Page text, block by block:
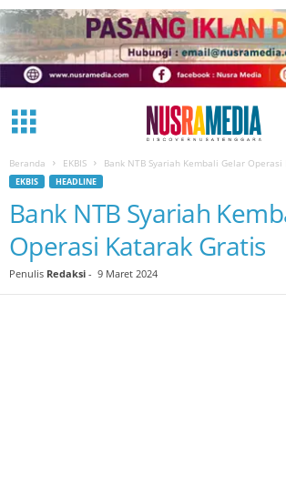
Beranda EKBIS Bank NTB Syariah Kembali Gelar
EKBIS HEADLINE
Bank NTB Syariah
Operasi Katarak Gratis
Penulis Redaksi - 9 Maret 2024